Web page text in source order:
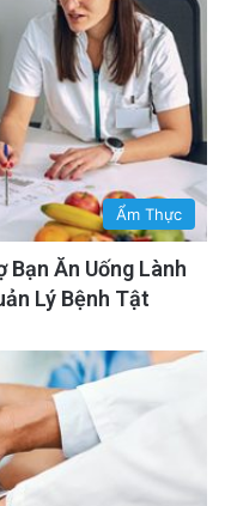
Ẩm Thực
Bạn Ăn Uống Lành
Lý Bệnh Tật